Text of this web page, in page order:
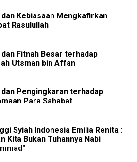
dan Kebiasaan Mengkafirkan
Rasulullah
dan Fitnah Besar terhadap
Utsman bin Affan
dan Pengingkaran terhadap
Para Sahabat
Syiah Indonesia Emilia Renita :
Kita Bukan Tuhannya Nabi